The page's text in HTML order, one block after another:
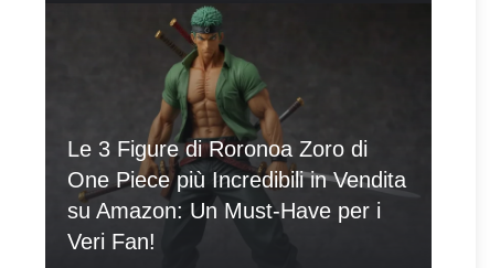
Le 3 Figure di Roronoa Zoro di
One Piece più Incredibili in Vendita
su Amazon: Un Must-Have per i
Veri Fan!